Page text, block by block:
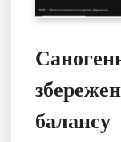
балансу